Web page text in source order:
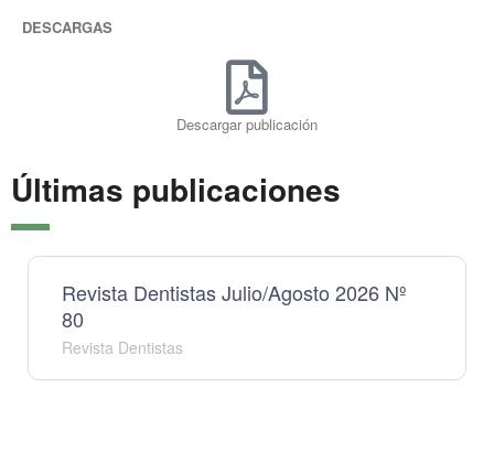
DESCARGAS
Descargar publicación
Últimas publicaciones
Revista Dentistas Julio/Agosto 2026 Nº
80
Revista Dentistas